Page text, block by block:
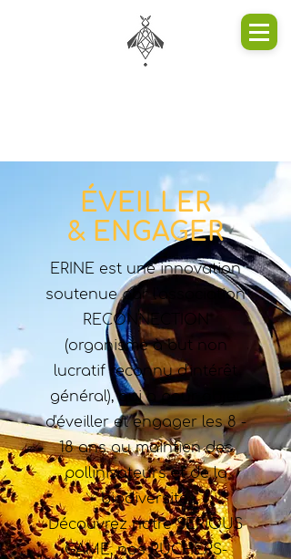
ÉVEILLER
& ENGAGER
ERINE est une innovation
soutenue par l'association
RECONNECTION
(organisme à but non
lucratif reconnu d'intérêt
général), qui a pour objet
d'éveiller et engager les 8 -
18 ans au maintien des
pollinisateurs et de la
biodiversité.
Découvrez notre SERIOUS
GAME, nos RUCHERS-